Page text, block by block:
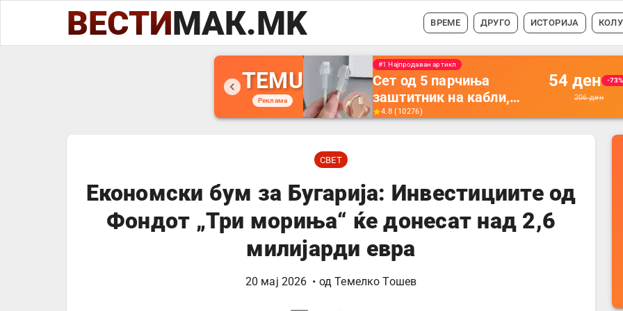
ВЕСТИМАК.MK ВРЕМЕ ДРУГО ИСТОРИЈА
TEMU
Реклама
#1 Најпродавано
Држач за полнење на
телефон кој се монтира
на ѕид -
кревет и за ТВ
далечински управувач
4.5(16742
56 ден -35%
87ден
СВЕТ
Економски бум за Бугарија: Инвестициите од
Фондот „Три мориња“ ќе донесат над 2,6
милијарди евра
20 мај 2026 • одТемелко Тошев